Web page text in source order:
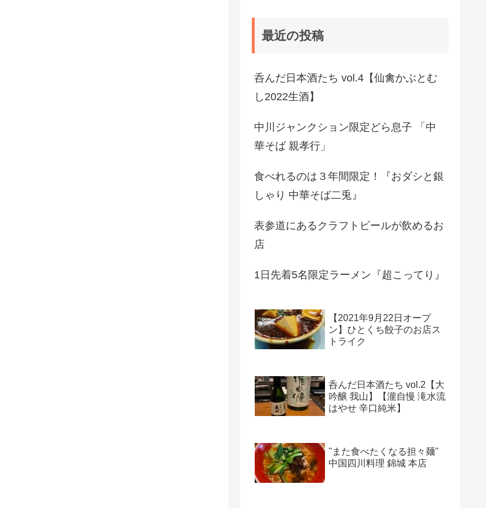
最近の投稿
呑んだ日本酒たち vol.4【仙禽かぶとむ
し2022生酒】
中川ジャンクション限定どら息子 「中
華そば 親孝行」
食べれるのは３年間限定！『おダシと銀
しゃり 中華そば二兎』
表参道にあるクラフトビールが飲めるお
店
1日先着5名限定ラーメン『超こってり』
【2021年9月22日オープ
ン】ひとくち餃子のお店ス
トライク
呑んだ日本酒たち vol.2【大
吟醸 我山】【瀧自慢 滝水流
はやせ 辛口純米】
''また食べたくなる担々麺''
中国四川料理 錦城 本店